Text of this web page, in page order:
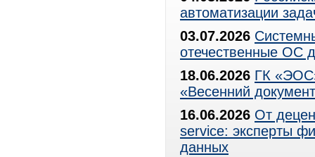
автоматизации
03.07.2026
отечественные ОС
18.06.2026 ГК
«Весенний
16.06.2026 От
service: эксперты
данных